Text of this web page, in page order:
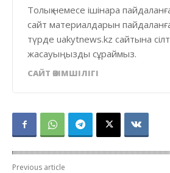
Толық немесе ішінара
сайт материалдарын
түрде uakytnews.kz сайтына
жасауыңызды сұраймыз.
САЙТ ӘКІМШІЛІГІ
Previous article